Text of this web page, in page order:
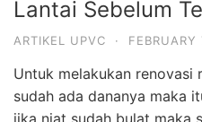
Lantai Sebelum
ARTIKEL UPVC ·
Untuk melakukan renovasi
sudah ada dananya maka
jika niat sudah bulat maka